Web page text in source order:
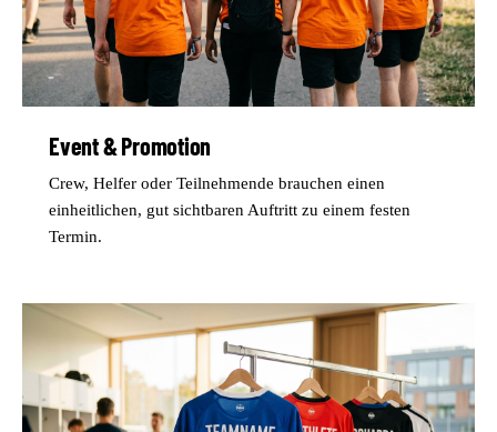
Event & Promotion
Crew, Helfer oder Teilnehmende brauchen einen
einheitlichen, gut sichtbaren Auftritt zu einem festen
Termin.